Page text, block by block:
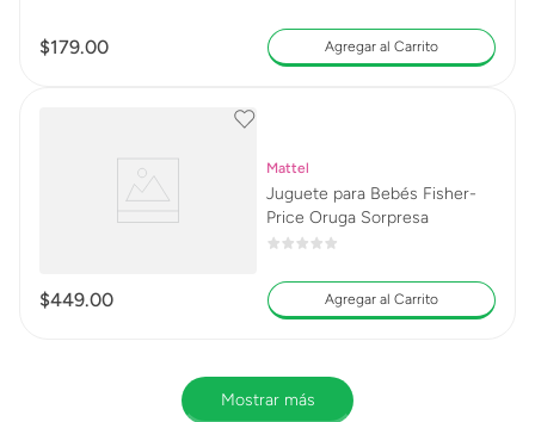
$179.00 Agregar al Carrito
Mattel
Juguete para Bebés Fisher-
Price Oruga Sorpresa
$449.00 Agregar al Carrito
Mostrar más